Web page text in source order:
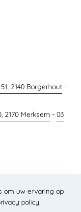
2140 Borgerhout -
2170 Merksem - 03
om uw ervaring op
policy.